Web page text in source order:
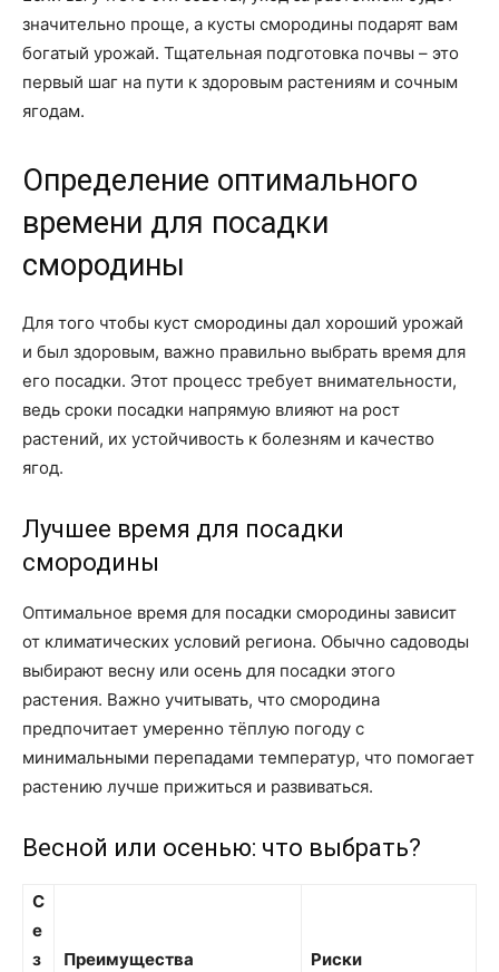
значительно проще, а кусты смородины подарят вам
богатый урожай. Тщательная подготовка почвы – это
первый шаг на пути к здоровым растениям и сочным
ягодам.
Определение оптимального
времени для посадки
смородины
Для того чтобы куст смородины дал хороший урожай
и был здоровым, важно правильно выбрать время для
его посадки. Этот процесс требует внимательности,
ведь сроки посадки напрямую влияют на рост
растений, их устойчивость к болезням и качество
ягод.
Лучшее время для посадки
смородины
Оптимальное время для посадки смородины зависит
от климатических условий региона. Обычно садоводы
выбирают весну или осень для посадки этого
растения. Важно учитывать, что смородина
предпочитает умеренно тёплую погоду с
минимальными перепадами температур, что помогает
растению лучше прижиться и развиваться.
Весной или осенью: что выбрать?
С
е
з
Преимущества Риски